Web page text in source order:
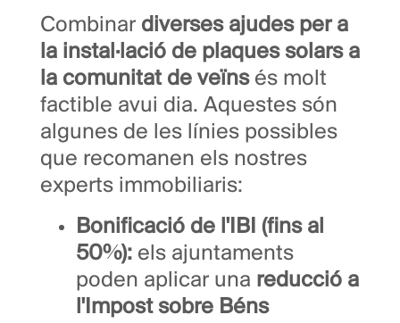
Combinar diverses ajudes per a
la instal·lació de plaques solars a
la comunitat de veïnsés molt
factible avui dia. Aquestes són
algunes de les línies possibles
que recomanen els nostres
experts immobiliaris:
Bonificació de l'IBI (fins al
50%): els ajuntaments
poden aplicar una reducció a
l'Impost sobre Béns